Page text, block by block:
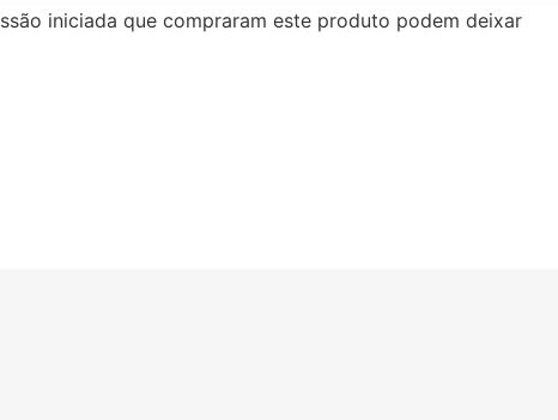
iniciada que compraram este produto podem deixar